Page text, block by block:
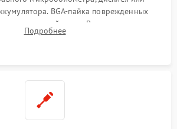
BGA-пайка поврежденных
материнской плате. Восстановление
замена поврежденных элементов
Подробнее